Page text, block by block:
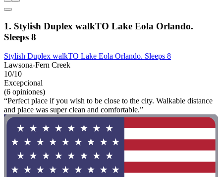
1. Stylish Duplex walkTO Lake Eola Orlando.
Sleeps 8
Stylish Duplex walkTO Lake Eola Orlando. Sleeps 8
Lawsona-Fern Creek
10/10
Excepcional
(6 opiniones)
“Perfect place if you wish to be close to the city. Walkable distance
and place was super clean and comfortable.”